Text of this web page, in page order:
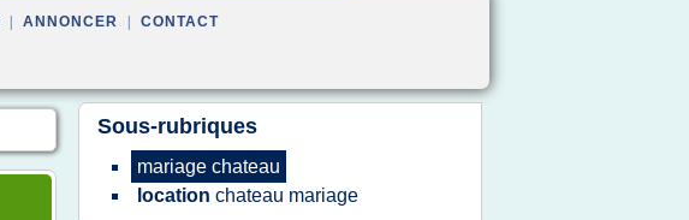
ANNONCER CONTACT
Sous-rubriques
mariage chateau
location chateau mariage